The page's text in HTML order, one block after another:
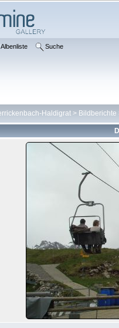
Albenliste Suche
Haldigrat > Bildberichte